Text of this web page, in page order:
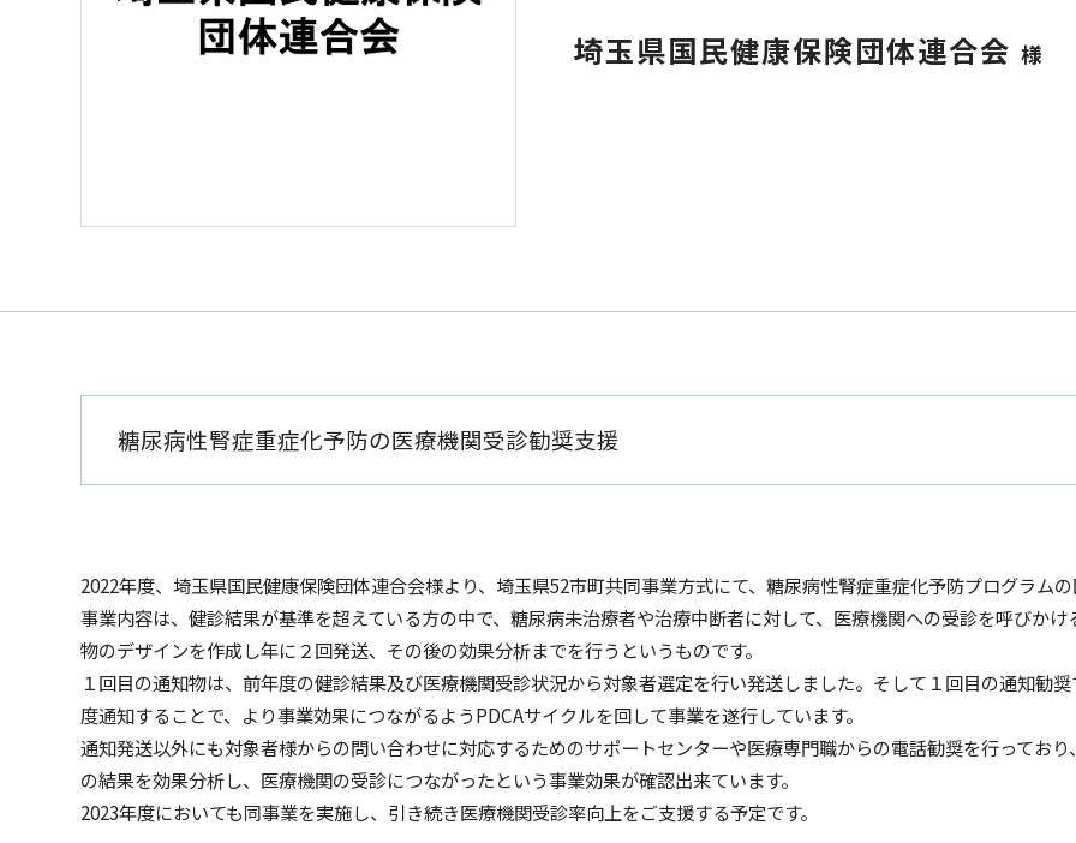
埼玉県国民健康保険団体連合会様
糖尿病性腎症重症化予防の医療機関受診勧奨支援
2022年度、埼玉県国民健康保険団体連合会様より、埼玉県52市町共同事業方式にて、糖尿病性腎症重症化予防プログラム
事業内容は、健診結果が基準を超えている方の中で、糖尿病未治療者や治療中断者に対して、医療機関への受診を呼びか
物のデザインを作成し年に２回発送、その後の効果分析までを行うというものです。
１回目の通知物は、前年度の健診結果及び医療機関受診状況から対象者選定を行い発送しました。そして１回目の通知勧
度通知することで、より事業効果につながるようPDCAサイクルを回して事業を遂行しています。
通知発送以外にも対象者様からの問い合わせに対応するためのサポートセンターや医療専門職からの電話勧奨を行ってお
の結果を効果分析し、医療機関の受診につながったという事業効果が確認出来ています。
2023年度においても同事業を実施し、引き続き医療機関受診率向上をご支援する予定です。